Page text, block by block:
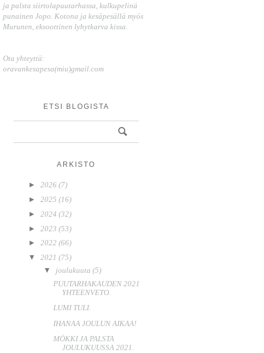
ja palsta siirtolapuutarhassa, kulkupelinä
punainen Jopo. Kotona ja kesäpesällä myös
Murunen, eksoottinen lyhytkarva kissa.
Ota yhteyttä:
oravankesapesa(miu)gmail.com
ETSI BLOGISTA
ARKISTO
►2026(7)
►2025(16)
► 2024(32)
► 2023(53)
►2022(66)
▼
2021(75)
▼
joulukuuta (5)
PUUTARHAKAUDEN 2021
YHTEENVETO.
LUMI TULI.
IHANAA JOULUN AIKAA!
MÖKKI JA PALSTA
JOULUKUUSSA 2021.